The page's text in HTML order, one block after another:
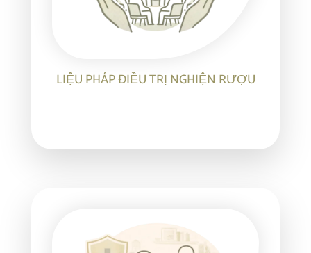
LIỆU PHÁP ĐIỀU TRỊ NGHIỆN RƯỢU